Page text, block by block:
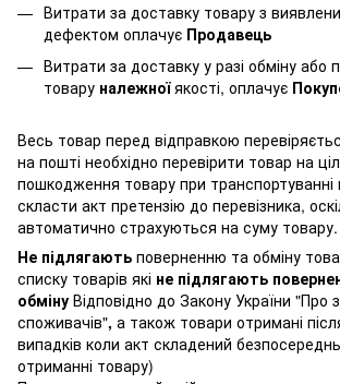
Витрати за доставку товару з
дефектом оплачує Продавець
Витрати за доставку у разі обміну або
товару належноїякості, оплачує
Весь товар перед відправкою
на пошті необхідно перевірити товар на
пошкодження товару при транспортуванні
скласти акт претензію до перевізника,
автоматично страхуються на суму товару.
Не підлягають поверненню та обміну
списку товарів які не підлягають
обміну Відповідно до Закону України "Про
споживачів", а також товари отримані
випадків коли акт складений
отриманні товару)